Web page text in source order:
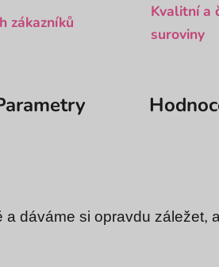
zákazníků
Kvalitní a
suroviny
a dáváme si opravdu záležet,